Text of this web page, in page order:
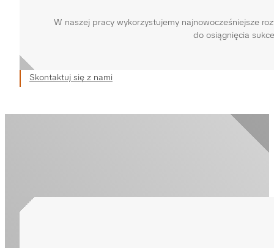
W naszej pracy wykorzystujemy najnowocześniejsze
do osiągnięcia
Skontaktuj się z nami